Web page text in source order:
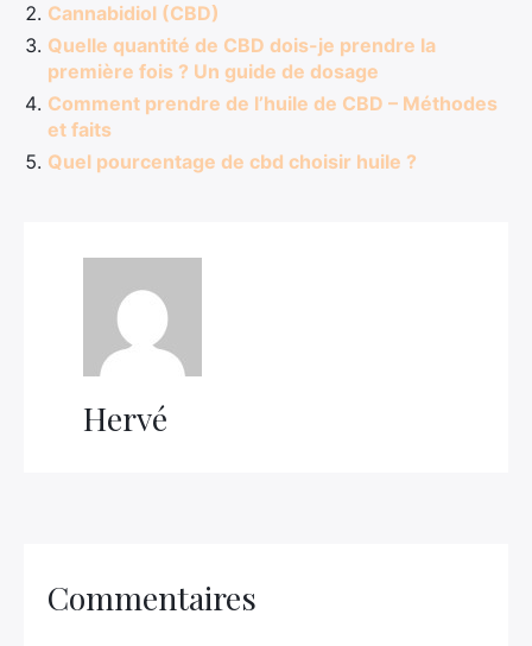
Cannabidiol (CBD)
Quelle quantité de CBD dois-je prendre la
première fois ? Un guide de dosage
Comment prendre de l’huile de CBD – Méthodes
et faits
Quel pourcentage de cbd choisir huile ?
Hervé
Commentaires